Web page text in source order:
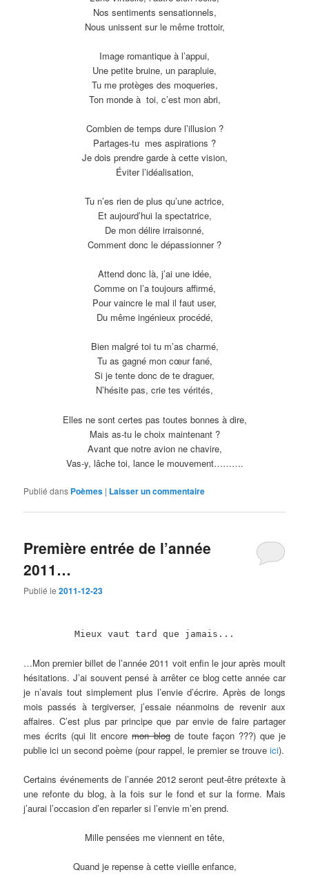
Nos sentiments sensationnels,
Nous unissent sur le même trottoir,
Image romantique à l’appui,
Une petite bruine, un parapluie,
Tu me protèges des moqueries,
Ton monde à toi, c’est mon abri,
Combien de temps dure l’illusion ?
Partages-tu mes aspirations ?
Je dois prendre garde à cette vision,
Éviter l’idéalisation,
Tu n’es rien de plus qu’une actrice,
Et aujourd’hui la spectatrice,
De mon délire irraisonné,
Comment donc le dépassionner ?
Attend donc là, j’ai une idée,
Comme on l’a toujours affirmé,
Pour vaincre le mal il faut user,
Du même ingénieux procédé,
Bien malgré toi tu m’as charmé,
Tu as gagné mon cœur fané,
Si je tente donc de te draguer,
N’hésite pas, crie tes vérités,
Elles ne sont certes pas toutes bonnes à dire,
Mais as-tu le choix maintenant ?
Avant que notre avion ne chavire,
Vas-y, lâche toi, lance le mouvement……….
Publié dans Poèmes | Laisser un commentaire
Première entrée de l’année
2011…
Publié le2011-12-23
Mieux vaut tard que jamais...
…Mon premier billet de l’année 2011 voit enfin le jour après moult
hésitations. J’ai souvent pensé à arrêter ce blog cette année car
je n’avais tout simplement plus l’envie d’écrire. Après de longs
mois passés à tergiverser, j’essaie néanmoins de revenir aux
affaires. C’est plus par principe que par envie de faire partager
mes écrits (qui lit encoremon blogde toute façon ???) que je
publie ici un second poème (pour rappel, le premier se trouveici).
Certains événements de l’année 2012 seront peut-être prétexte à
une refonte du blog, à la fois sur le fond et sur la forme. Mais
j’aurai l’occasion d’en reparler si l’envie m’en prend.
Mille pensées me viennent en tête,
Quand je repense à cette vieille enfance,